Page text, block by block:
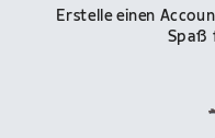
Erstelle einen
Spaß